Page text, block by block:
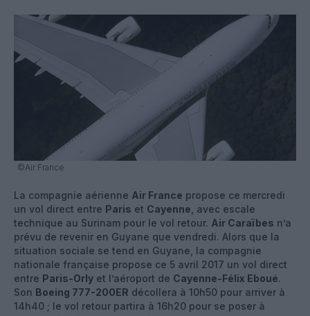
©Air France
La compagnie aérienne Air France propose ce mercredi
un vol direct entre Paris et Cayenne , avec escale
technique au Surinam pour le vol retour. Air Caraïbes n’a
prévu de revenir en Guyane que vendredi. Alors que la
situation sociale se tend en Guyane, la compagnie
nationale française propose ce 5 avril 2017 un vol direct
entre Paris-Orly et l’aéroport de Cayenne-Félix Eboué.
Son Boeing 777-200ER décollera à 10h50 pour arriver à
14h40 ; le vol retour partira à 16h20 pour se poser à